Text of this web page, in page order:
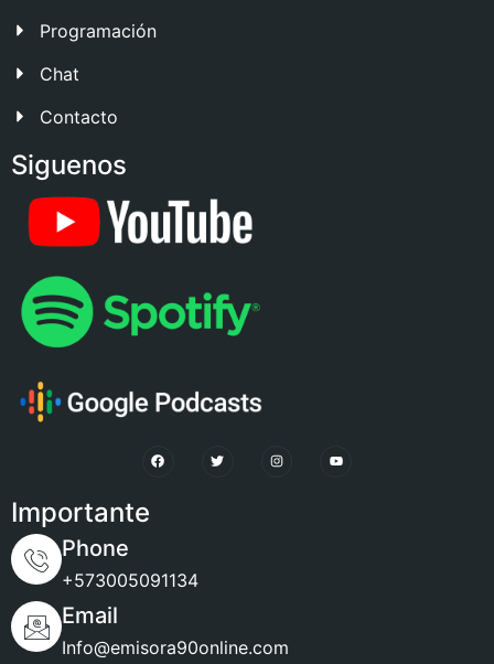
Programación
Chat
Contacto
Siguenos
Importante
Phone
+573005091134
Email
Info@emisora90online.com